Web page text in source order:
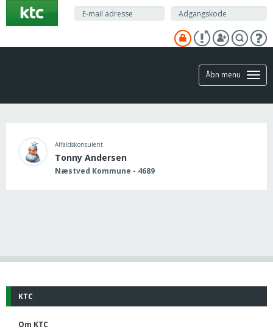
hovedindhold
Åbn menu
Affaldskonsulent
Tonny Andersen
Næstved Kommune - 4689
KTC
Om KTC